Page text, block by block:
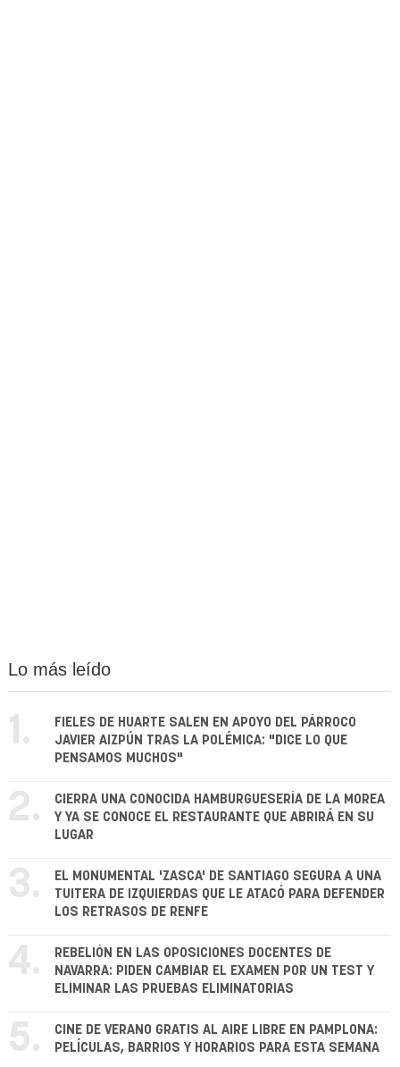
Lo más leído
1.
FIELES DE HUARTE SALEN EN APOYO DEL PÁRROCO
JAVIER AIZPÚN TRAS LA POLÉMICA: "DICE LO QUE
PENSAMOS MUCHOS"
2.
CIERRA UNA CONOCIDA HAMBURGUESERÍA DE LA MOREA
Y YA SE CONOCE EL RESTAURANTE QUE ABRIRÁ EN SU
LUGAR
3.
EL MONUMENTAL 'ZASCA' DE SANTIAGO SEGURA A UNA
TUITERA DE IZQUIERDAS QUE LE ATACÓ PARA DEFENDER
LOS RETRASOS DE RENFE
4.
REBELIÓN EN LAS OPOSICIONES DOCENTES DE
NAVARRA: PIDEN CAMBIAR EL EXAMEN POR UN TEST Y
ELIMINAR LAS PRUEBAS ELIMINATORIAS
5.
CINE DE VERANO GRATIS AL AIRE LIBRE EN PAMPLONA:
PELÍCULAS, BARRIOS Y HORARIOS PARA ESTA SEMANA